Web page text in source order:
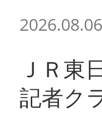
2026.08.06
ＪＲ
記者ク